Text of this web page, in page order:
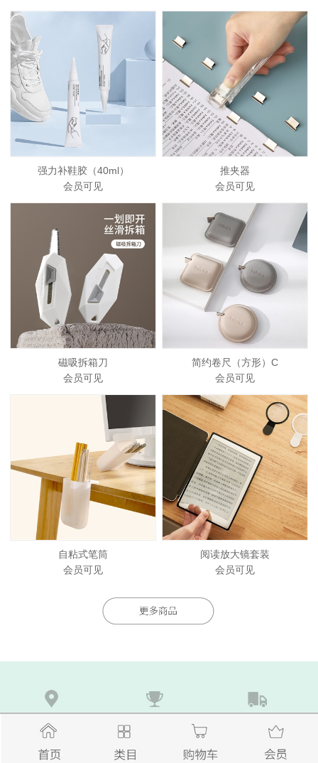
强力补鞋胶（40ml）
会员可见
推夹器
会员可见
磁吸拆箱刀
会员可见
简约卷尺（方形）C
会员可见
自粘式笔筒
会员可见
阅读放大镜套装
会员可见